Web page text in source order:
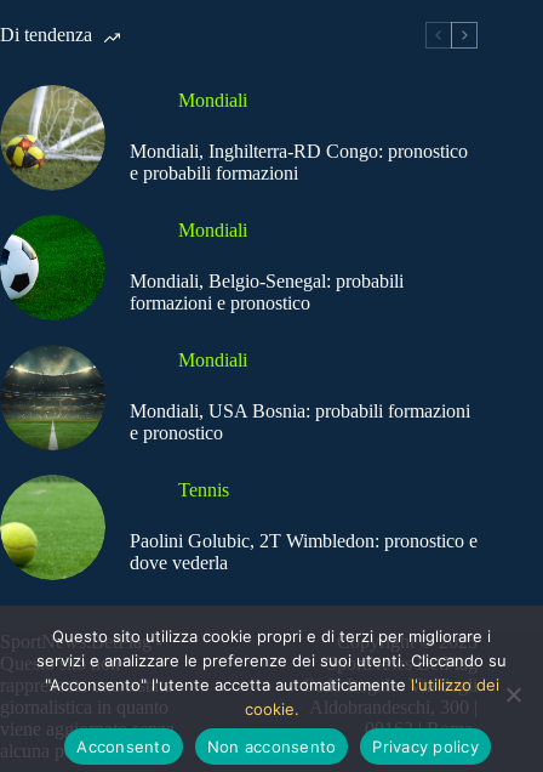
Di tendenza
Mondiali
Mondiali, Inghilterra-RD Congo: pronostico
e probabili formazioni
Mondiali
Mondiali, Belgio-Senegal: probabili
formazioni e pronostico
Mondiali
Mondiali, USA Bosnia: probabili formazioni
e pronostico
Tennis
Paolini Golubic, 2T Wimbledon: pronostico e
dove vederla
SportNews.BetFlag -
Questo sito non
rappresenta una testata
giornalistica in quanto
viene aggiornato senza
alcuna periodicità
Copyright © 2025
SportNews BetFlag
Sede Legale: Via degli
Aldobrandeschi, 300 |
00163 | Roma
Questo sito utilizza cookie propri e di terzi per migliorare i
servizi e analizzare le preferenze dei suoi utenti. Cliccando su
"Acconsento" l'utente accetta automaticamente l'utilizzo dei
cookie.
Acconsento
Non acconsento Privacy policy